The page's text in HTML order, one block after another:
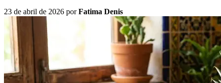
23 de abril de 2026 porFatima Denis